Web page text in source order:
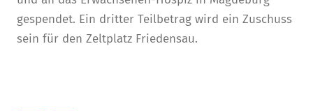
gespendet. Ein dritter Teilbetrag wird ein Zuschuss
sein für den Zeltplatz Friedensau.